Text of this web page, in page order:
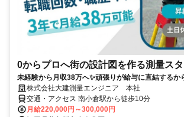
0からプロへ街の設計図を作る測量ス
未経験から月収38万へ✨頑張りが給与に直結する
株式会社大建測量エンジニア 本社
交通・アクセス 南小倉駅から徒歩10分
月給220,000円～300,000円